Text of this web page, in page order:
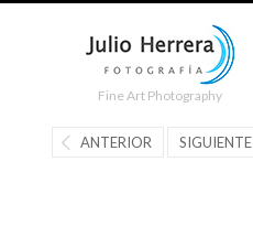
Fine Art Photography
ANTERIOR SIGUIENTE